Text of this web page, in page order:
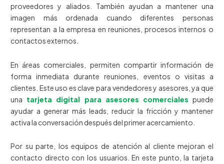
proveedores y aliados. También ayudan a mantener una
imagen más ordenada cuando diferentes personas
representan a la empresa en reuniones, procesos internos o
contactos externos.
En áreas comerciales, permiten compartir información de
forma inmediata durante reuniones, eventos o visitas a
clientes. Este uso es clave para vendedores y asesores, ya que
una tarjeta digital para asesores comerciales puede
ayudar a generar más leads, reducir la fricción y mantener
activa la conversación después del primer acercamiento.
Por su parte, los equipos de atención al cliente mejoran el
contacto directo con los usuarios. En este punto, la tarjeta